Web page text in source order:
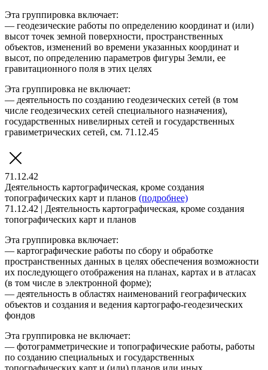
Эта группировка включает:
— геодезические работы по определению координат и (или)
высот точек земной поверхности, пространственных
объектов, изменений во времени указанных координат и
высот, по определению параметров фигуры Земли, ее
гравитационного поля в этих целях
Эта группировка не включает:
— деятельность по созданию геодезических сетей (в том
числе геодезических сетей специального назначения),
государственных нивелирных сетей и государственных
гравиметрических сетей, см. 71.12.45
71.12.42
Деятельность картографическая, кроме создания
топографических карт и планов (подробнее)
71.12.42 | Деятельность картографическая, кроме создания
топографических карт и планов
Эта группировка включает:
— картографические работы по сбору и обработке
пространственных данных в целях обеспечения возможности
их последующего отображения на планах, картах и в атласах
(в том числе в электронной форме);
— деятельность в областях наименований географических
объектов и создания и ведения картографо-геодезических
фондов
Эта группировка не включает:
— фотограмметрические и топографические работы, работы
по созданию специальных и государственных
топографических карт и (или) планов или иных